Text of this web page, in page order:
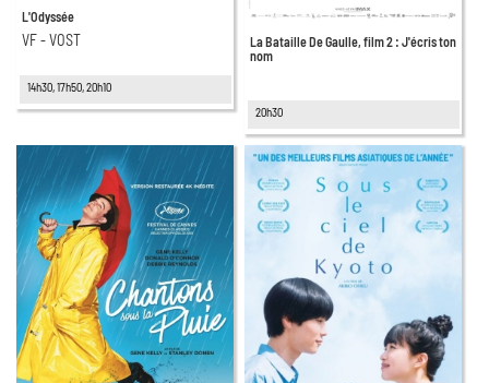
L'Odyssée
VF - VOST
14h30, 17h50, 20h10
La Bataille De Gaulle, film 2 : J'écris ton
nom
20h30